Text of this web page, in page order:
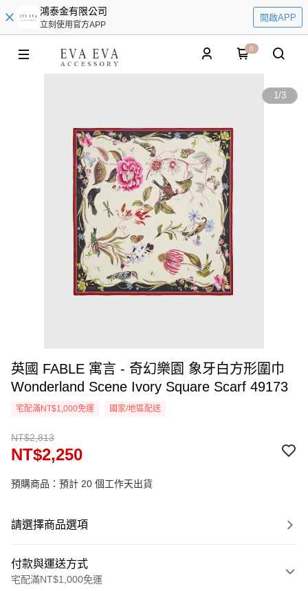
鴻泰金有限公司
立刻使用官方APP
開啟APP
0
1/3
英國 FABLE 寓言 - 奇幻樂園 象牙白方形圍巾
Wonderland Scene Ivory Square Scarf 49173
宅配滿NT$1,000免運 國家/地區配送
NT$2,813
NT$2,250
預購商品：預計 20 個工作天出貨
請選擇商品選項
付款與運送方式
宅配滿NT$1,000免運